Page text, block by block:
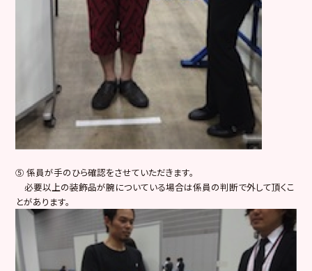
⑤ 係員が手のひら確認をさせていただきます。
必要以上の装飾品が腕についている場合は係員の判断で外して頂くこ
とがあります。